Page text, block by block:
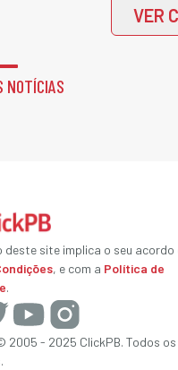
VER
NOTÍCIAS
deste site implica o seu acordo
, e com a Política de
.
2005 - 2025 ClickPB. Todos